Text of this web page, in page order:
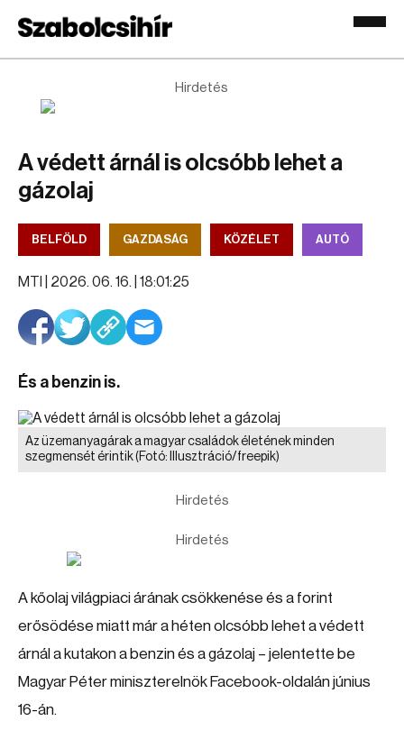
Hirdetés
A védett árnál is olcsóbb lehet a
gázolaj
BELFÖLD GAZDASÁG KÖZÉLET AUTÓ
MTI | 2026. 06. 16. | 18:01:25
És a benzin is.
Az üzemanyagárak a magyar családok életének minden
szegmensét érintik(Fotó: Illusztráció/freepik)
Hirdetés
Hirdetés
A kőolaj világpiaci árának csökkenése és a forint
erősödése miatt már a héten olcsóbb lehet a védett
árnál a kutakon a benzin és a gázolaj – jelentette be
Magyar Péter miniszterelnök Facebook-oldalán június
16-án.